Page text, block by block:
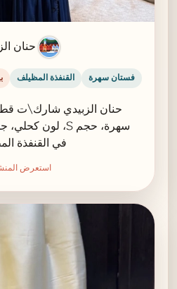
حنان
فستان سهرة القنفذة المظيلف
حنان الزبيدي شارك\ت
في القنفذة
استعرض